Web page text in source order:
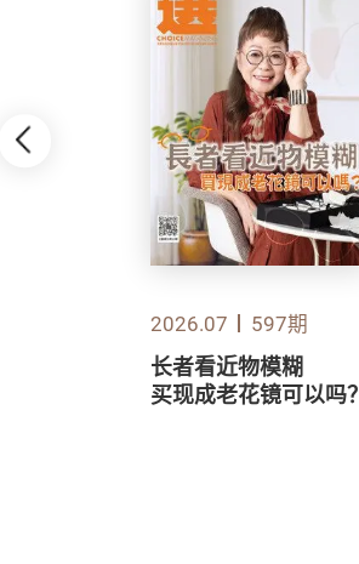
2026.07 597期
长者看近物模糊
买现成老花镜可以吗？